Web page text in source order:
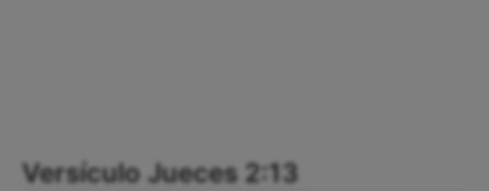
Versículo Jueces 2:13